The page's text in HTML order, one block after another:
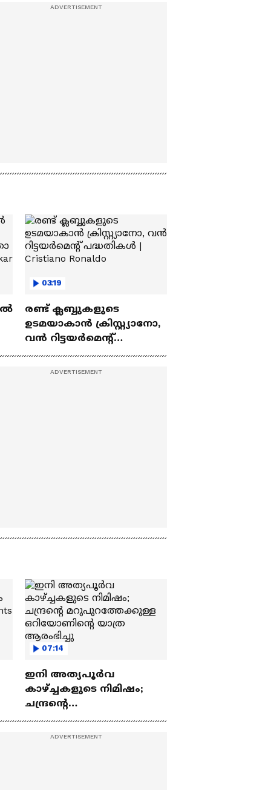
അടച്ചുപൂട്ടുന്നില്ലെന്ന്
|
03:19
രണ്ട്‌ ക്ലബ്ബുകളുടെ
ഉടമയാകാന്‍ ക്രിസ്റ്റ്യാനോ,
വന്‍ റിട്ടയര്‍മെന്റ്‌
പദ്ധതികള്‍ | Cristiano
07:14
ഇനി അത്യപൂര്‍വ
കാഴ്ച്ചകളുടെ നിമിഷം;
ചന്ദ്രന്റെ